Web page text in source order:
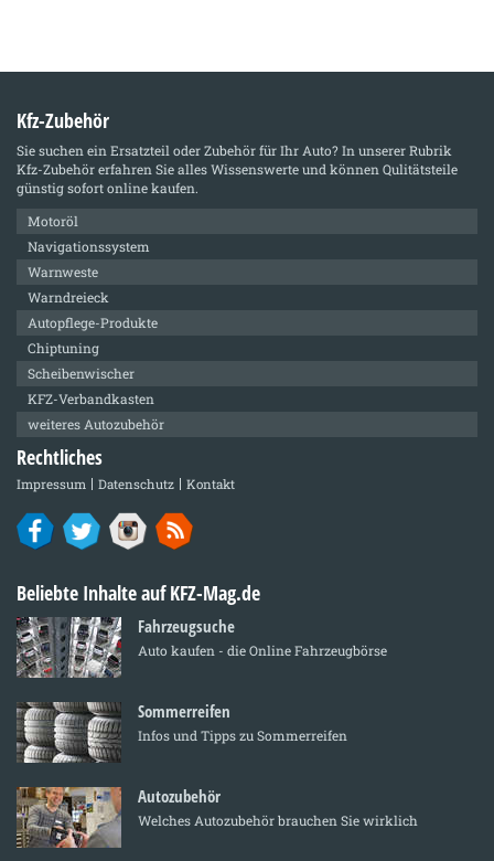
Kfz-Zubehör
Sie suchen ein Ersatzteil oder Zubehör für Ihr Auto? In unserer Rubrik
Kfz-Zubehörerfahren Sie alles Wissenswerte und können Qulitätsteile
günstig sofort online kaufen.
Motoröl
Navigationssystem
Warnweste
Warndreieck
Autopflege-Produkte
Chiptuning
Scheibenwischer
KFZ-Verbandkasten
weiteres Autozubehör
Rechtliches
Impressum Datenschutz Kontakt
Beliebte Inhalte auf KFZ-Mag.de
Fahrzeugsuche
Auto kaufen - die Online Fahrzeugbörse
Sommerreifen
Infos und Tipps zu Sommerreifen
Autozubehör
Welches Autozubehör brauchen Sie wirklich